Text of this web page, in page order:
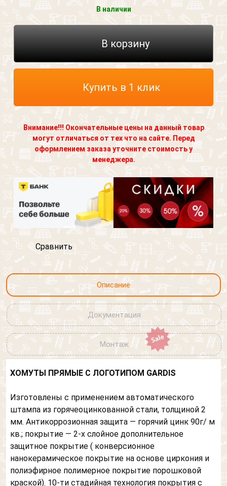
В наличии
В корзину
Купить в 1 клик
Внимание!!! Окончательные цены на данный товар
могут отличаться от тех что на сайте. Перед
оформлением заказа уточните стоимость у
менеджера.
Сравнить
Описание
Документация
Монтаж
ХОМУТЫ ПРЯМЫЕ С ЛОГОТИПОМ GARDIS
Изготовлены с применением автоматического
штампа из горячеоцинкованной стали, толщиной 2
мм. Антикоррозионная защита — горячий цинк 90г/ м
кв.; покрытие — 2-х слойное дополнительное
защитное покрытие ( конверсионное
нанокерамическое покрытие на основе циркония и
полиэфирное полимерное покрытие порошковой
краской). 10-ти стадийная технология покрытия с
Обратная связь
Я согласен на обработкуперсональных данных
Обратный звонок
изображен "Слон"
Обратная связь
Ваше сообщение
Согласен на обработку персональных данных
Выберите картинку где
изображен "Слон"
Обратный звонок
Добавить файл
Выберите файл, размер которого не превышает 3
Согласен на обработку персональных данных
Выберите картинку где
изображен "Слон"
Что вам нужно расчитать?
Забор
Кровля
Другое